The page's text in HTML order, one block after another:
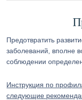
Предотвратить
заболеваний, вполне
соблюдении
Инструкция по
следующие